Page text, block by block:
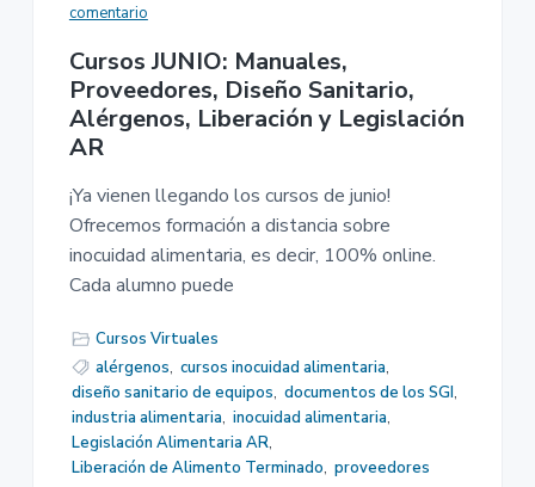
comentario
Cursos JUNIO: Manuales,
Proveedores, Diseño Sanitario,
Alérgenos, Liberación y Legislación
AR
¡Ya vienen llegando los cursos de junio!
Ofrecemos formación a distancia sobre
inocuidad alimentaria, es decir, 100% online.
Cada alumno puede
Cursos Virtuales
alérgenos, cursos inocuidad alimentaria,
diseño sanitario de equipos, documentos de los SGI,
industria alimentaria, inocuidad alimentaria,
Legislación Alimentaria AR,
Liberación de Alimento Terminado, proveedores